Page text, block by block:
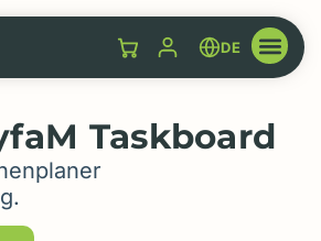
DE
Taskboard